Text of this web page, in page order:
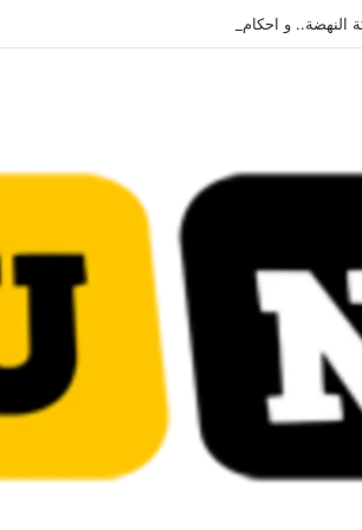
و احكام قضائية في قيادات حركة النهضة بألف و400عام سجــن……